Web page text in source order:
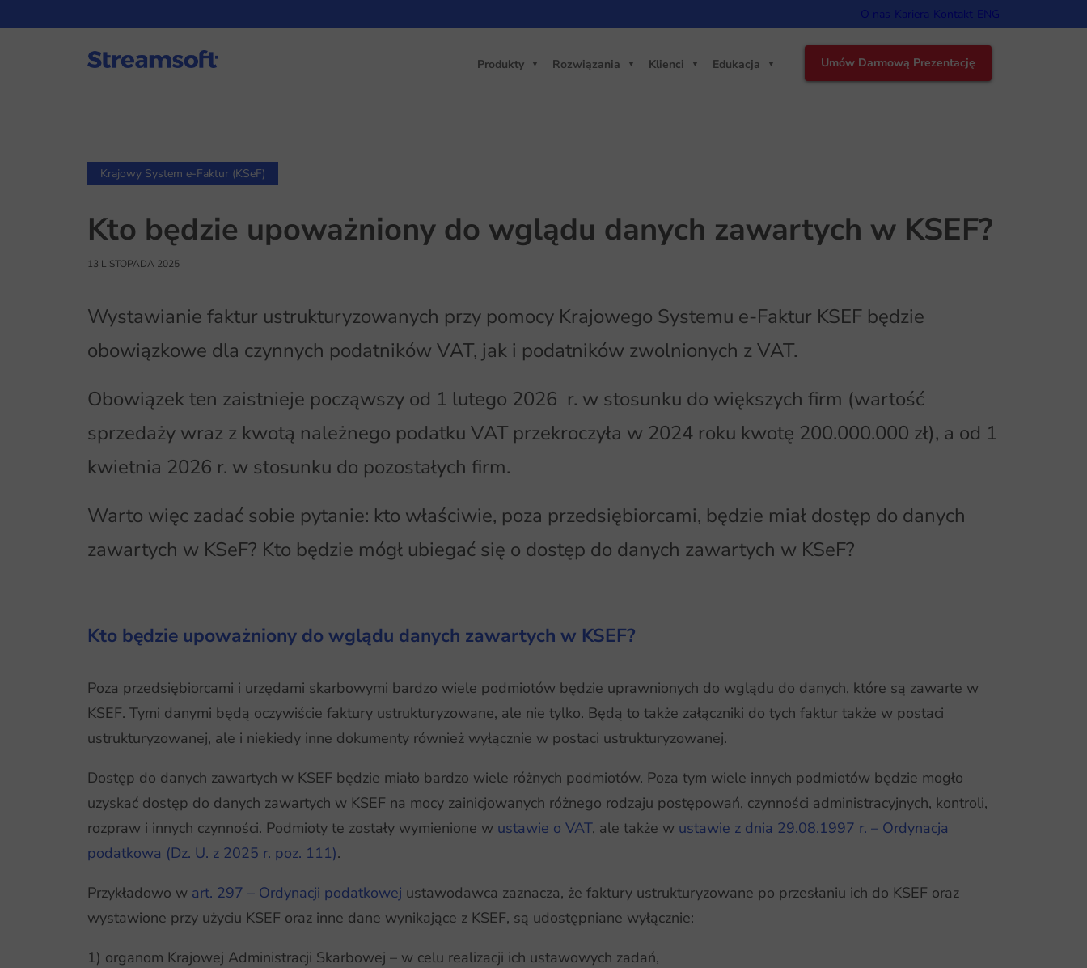
O nas Kariera Kontakt ENG
Produkty Rozwiązania Klienci Edukacja Umów Darmową Prezentację
Krajowy System e-Faktur (KSeF)
Kto będzie upoważniony do wglądu danych zawartych w KSEF?
13 LISTOPADA 2025
Wystawianie faktur ustrukturyzowanych przy pomocy Krajowego Systemu e-Faktur KSEF będzie
obowiązkowe dla czynnych podatników VAT, jak i podatników zwolnionych z VAT.
Obowiązek ten zaistnieje począwszy od 1 lutego 2026 r. w stosunku do większych firm (wartość
sprzedaży wraz z kwotą należnego podatku VAT przekroczyła w 2024 roku kwotę 200.000.000 zł), a od 1
kwietnia 2026 r. w stosunku do pozostałych firm.
Warto więc zadać sobie pytanie: kto właściwie, poza przedsiębiorcami, będzie miał dostęp do danych
zawartych w KSeF? Kto będzie mógł ubiegać się o dostęp do danych zawartych w KSeF?
Kto będzie upoważniony do wglądu danych zawartych w KSEF?
Poza przedsiębiorcami i urzędami skarbowymi bardzo wiele podmiotów będzie uprawnionych do wglądu do danych, które są zawarte w
KSEF. Tymi danymi będą oczywiście faktury ustrukturyzowane, ale nie tylko. Będą to także załączniki do tych faktur także w postaci
ustrukturyzowanej, ale i niekiedy inne dokumenty również wyłącznie w postaci ustrukturyzowanej.
Dostęp do danych zawartych w KSEF będzie miało bardzo wiele różnych podmiotów. Poza tym wiele innych podmiotów będzie mogło
uzyskać dostęp do danych zawartych w KSEF na mocy zainicjowanych różnego rodzaju postępowań, czynności administracyjnych, kontroli,
rozpraw i innych czynności. Podmioty te zostały wymienione w ustawie o VAT, ale także w ustawie z dnia 29.08.1997 r. – Ordynacja
podatkowa (Dz. U. z 2025 r. poz. 111).
Przykładowo w art. 297 – Ordynacji podatkowej ustawodawca zaznacza, że faktury ustrukturyzowane po przesłaniu ich do KSEF oraz
wystawione przy użyciu KSEF oraz inne dane wynikające z KSEF, są udostępniane wyłącznie:
1) organom Krajowej Administracji Skarbowej – w celu realizacji ich ustawowych zadań,